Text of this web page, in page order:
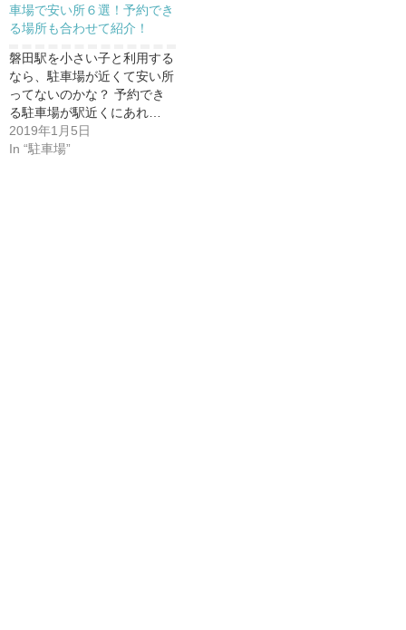
車場で安い所６選！予約でき
る場所も合わせて紹介！
磐田駅を小さい子と利用する
なら、駐車場が近くて安い所
ってないのかな？ 予約でき
る駐車場が駅近くにあれ…
2019年1月5日
In “駐車場”